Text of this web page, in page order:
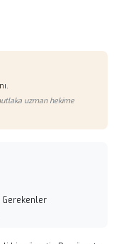
ve
Murat |
mutlaka uzman hekime